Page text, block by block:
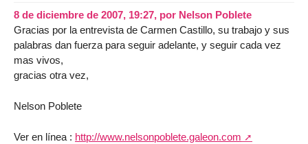
8 de diciembre de 2007, 19:27, por Nelson Poblete
Gracias por la entrevista de Carmen Castillo, su trabajo y sus
palabras dan fuerza para seguir adelante, y seguir cada vez
mas vivos,
gracias otra vez,
Nelson Poblete
Ver en línea : http://www.nelsonpoblete.galeon.com